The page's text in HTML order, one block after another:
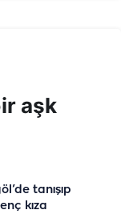
aşk
tanışıp
kıza